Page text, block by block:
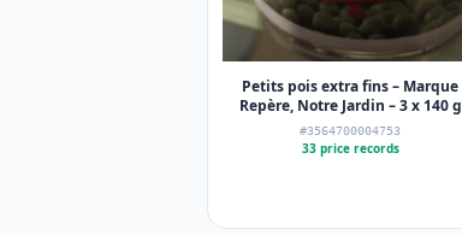
Petits pois extra fins – Marque
Repère, Notre Jardin – 3 x 140 g
#3564700004753
33 price records